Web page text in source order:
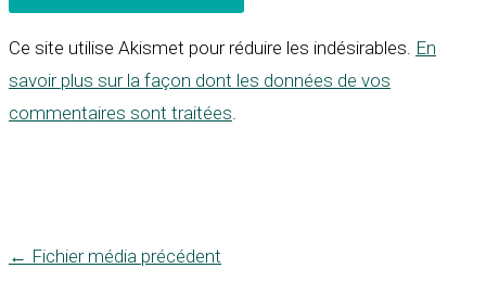
Ce site utilise Akismet pour réduire les indésirables. En
savoir plus sur la façon dont les données de vos
commentaires sont traitées.
← Fichier média précédent